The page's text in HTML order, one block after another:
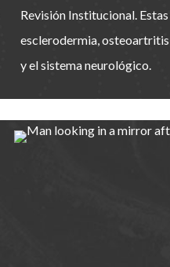
Revisión Institucional.
esclerodermia,
y el sistema neurológico.